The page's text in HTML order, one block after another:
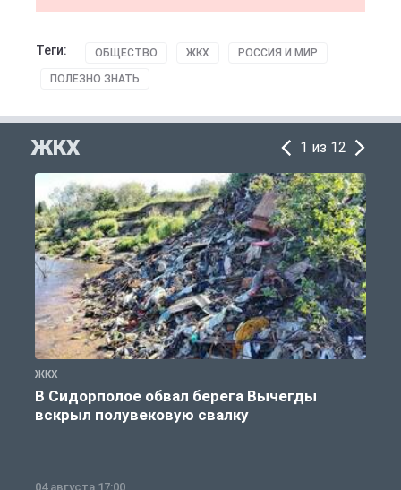
Теги: ОБЩЕСТВО ЖКХ РОССИЯ И МИР
ПОЛЕЗНО ЗНАТЬ
ЖКХ 1 из 12
ЖКХ
В Сидорполое обвал берега Вычегды
вскрыл полувековую свалку
04 августа 17:00